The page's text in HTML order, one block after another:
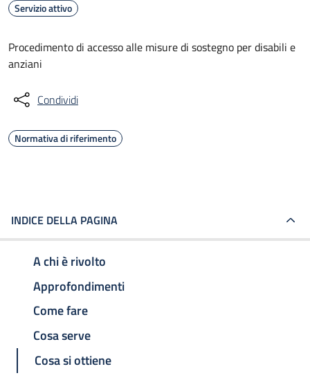
Servizio attivo
Procedimento di accesso alle misure di sostegno per disabili e
anziani
Condividi
Normativa di riferimento
INDICE DELLA PAGINA
A chi è rivolto
Approfondimenti
Come fare
Cosa serve
Cosa si ottiene